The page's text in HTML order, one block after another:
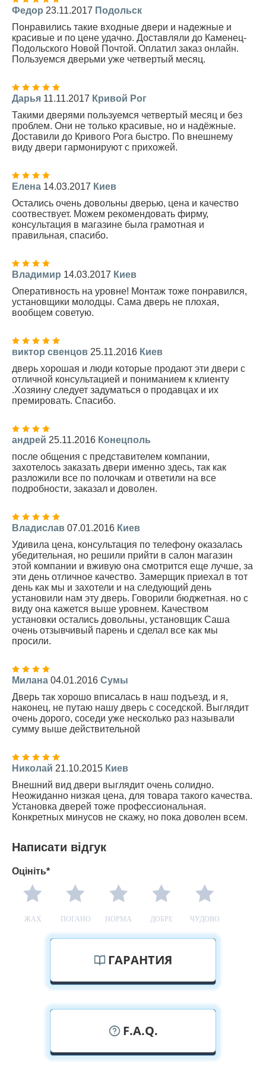
Федор 23.11.2017 Подольск
Понравились такие входные двери и надежные и
красивые и по цене удачно. Доставляли до Каменец-
Подольского Новой Почтой. Оплатил заказ онлайн.
Пользуемся дверьми уже четвертый месяц.
Дарья 11.11.2017 Кривой Рог
Такими дверями пользуемся четвертый месяц и без
проблем. Они не только красивые, но и надёжные.
Доставили до Кривого Рога быстро. По внешнему
виду двери гармонируют с прихожей.
Елена 14.03.2017 Киев
Остались очень довольны дверью, цена и качество
соотвествует. Можем рекомендовать фирму,
консультация в магазине была грамотная и
правильная, спасибо.
Владимир 14.03.2017 Киев
Оперативность на уровне! Монтаж тоже понравился,
установщики молодцы. Сама дверь не плохая,
вообщем советую.
виктор свенцов 25.11.2016 Киев
дверь хорошая и люди которые продают эти двери с
отличной консультацией и пониманием к клиенту
.Хозяину следует задуматься о продавцах и их
премировать. Спасибо.
андрей 25.11.2016 Конецполь
после общения с представителем компании,
захотелось заказать двери именно здесь, так как
разложили все по полочкам и ответили на все
подробности, заказал и доволен.
Владислав 07.01.2016 Киев
Удивила цена, консультация по телефону оказалась
убедительная, но решили прийти в салон магазин
этой компании и вживую она смотрится еще лучше, за
эти день отличное качество. Замерщик приехал в тот
день как мы и захотели и на следующий день
установили нам эту дверь. Говорили бюджетная. но с
виду она кажется выше уровнем. Качеством
установки остались довольны, установщик Саша
очень отзывчивый парень и сделал все как мы
просили.
Милана 04.01.2016 Сумы
Дверь так хорошо вписалась в наш подъезд, и я,
наконец, не путаю нашу дверь с соседской. Выглядит
очень дорого, соседи уже несколько раз называли
сумму выше действительной
Николай 21.10.2015 Киев
Внешний вид двери выглядит очень солидно.
Неожиданно низкая цена, для товара такого качества.
Установка дверей тоже профессиональная.
Конкретных минусов не скажу, но пока доволен всем.
Написати відгук
Оцініть*
ЖАХ ПОГАНО НОРМА ДОБРЕ ЧУДОВО
ГАРАНТИЯ
F.A.Q.